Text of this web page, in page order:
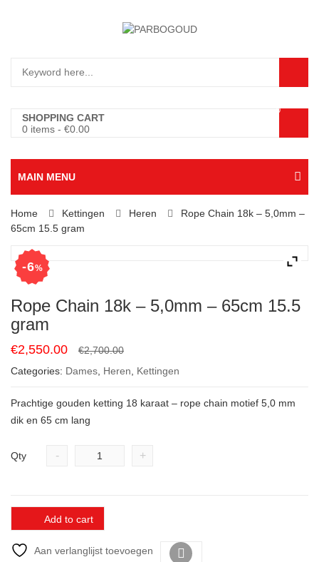
SHOPPING CART
0 items - €0.00
0
MAIN MENU
Home Kettingen Heren
Rope Chain 18k – 5,0mm –
65cm 15.5 gram
6%
Rope Chain 18k – 5,0mm – 65cm 15.5
gram
€2,700.00Original
price
€2,700.00.
€2,550.00
Current
price
€2,550.00.
Categories: Dames, Heren, Kettingen
Prachtige gouden ketting 18 karaat – rope chain motief 5,0 mm
dik en 65 cm lang
Qty - +
Add to cart
Aan verlanglijst toevoegen